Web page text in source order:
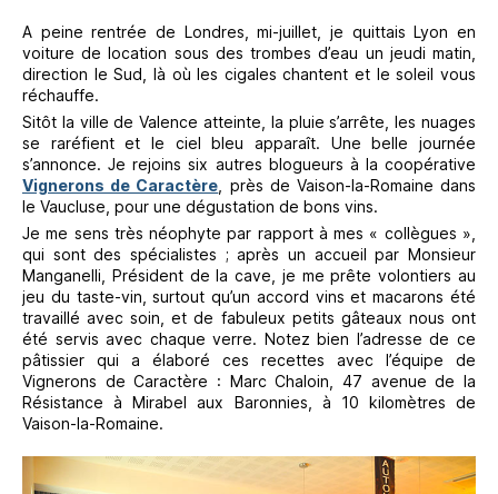
A peine rentrée de Londres, mi-juillet, je quittais Lyon en
voiture de location sous des trombes d’eau un jeudi matin,
direction le Sud, là où les cigales chantent et le soleil vous
réchauffe.
Sitôt la ville de Valence atteinte, la pluie s’arrête, les nuages
se raréfient et le ciel bleu apparaît. Une belle journée
s’annonce. Je rejoins six autres blogueurs à la coopérative
Vignerons de Caractère , près de Vaison-la-Romaine dans
le Vaucluse, pour une dégustation de bons vins.
Je me sens très néophyte par rapport à mes « collègues »,
qui sont des spécialistes ; après un accueil par Monsieur
Manganelli, Président de la cave, je me prête volontiers au
jeu du taste-vin, surtout qu’un accord vins et macarons été
travaillé avec soin, et de fabuleux petits gâteaux nous ont
été servis avec chaque verre. Notez bien l’adresse de ce
pâtissier qui a élaboré ces recettes avec l’équipe de
Vignerons de Caractère : Marc Chaloin, 47 avenue de la
Résistance à Mirabel aux Baronnies, à 10 kilomètres de
Vaison-la-Romaine.